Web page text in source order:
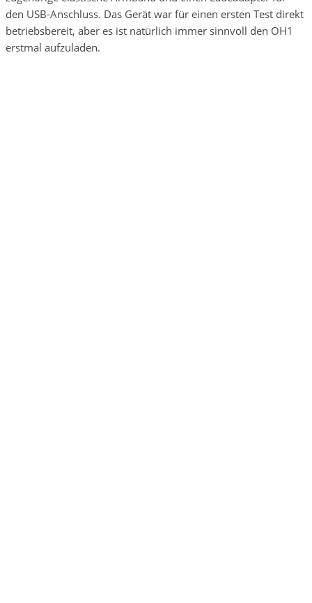
den USB-Anschluss. Das Gerät war für einen ersten Test direkt
betriebsbereit, aber es ist natürlich immer sinnvoll den OH1
erstmal aufzuladen.